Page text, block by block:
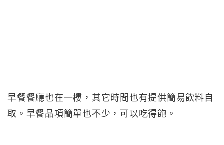
早餐餐廳也在一樓，其它時間也有提供簡易飲料自
取。早餐品項簡單也不少，可以吃得飽。